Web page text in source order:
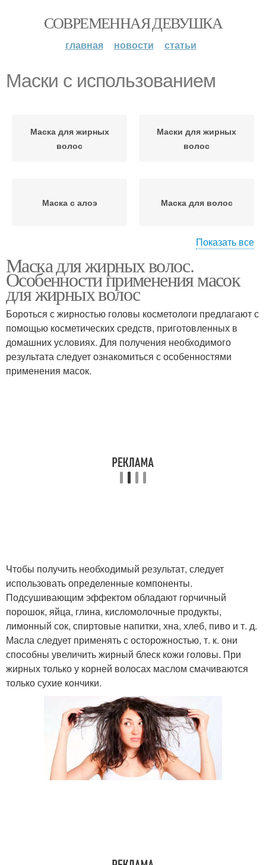
СОВРЕМЕННАЯ ДЕВУШКА
главная новости статьи
Маски с использованием
Маска для жирных
волос
Маски для жирных
волос
Маска с алоэ Маска для волос
Маска для роста
концов
Супер маски
Показать все
Маска для жирных волос.
Особенности применения масок
для жирных волос
Бороться с жирностью головы косметологи предлагают с
помощью косметических средств, приготовленных в
домашних условиях. Для получения необходимого
результата следует ознакомиться с особенностями
применения масок.
Чтобы получить необходимый результат, следует
использовать определенные компоненты.
Подсушивающим эффектом обладают горчичный
порошок, яйца, глина, кисломолочные продукты,
лимонный сок, спиртовые напитки, хна, хлеб, пиво и т. д.
Масла следует применять с осторожностью, т. к. они
способны увеличить жирный блеск кожи головы. При
жирных только у корней волосах маслом смачиваются
только сухие кончики.